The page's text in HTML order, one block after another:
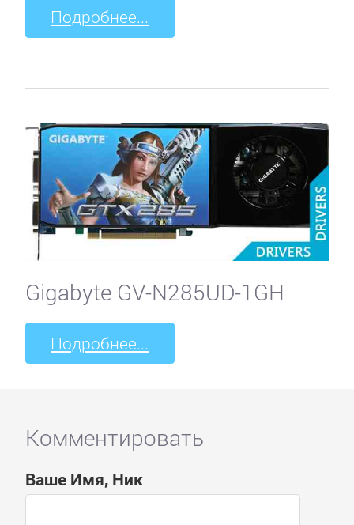
Подробнее...
Gigabyte GV-N285UD-1GH
Подробнее...
Комментировать
Ваше Имя, Ник